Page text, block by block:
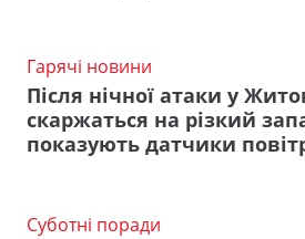
Гарячі новини
Після нічної атаки у
скаржаться на різкий
показують датчики
Суботні поради